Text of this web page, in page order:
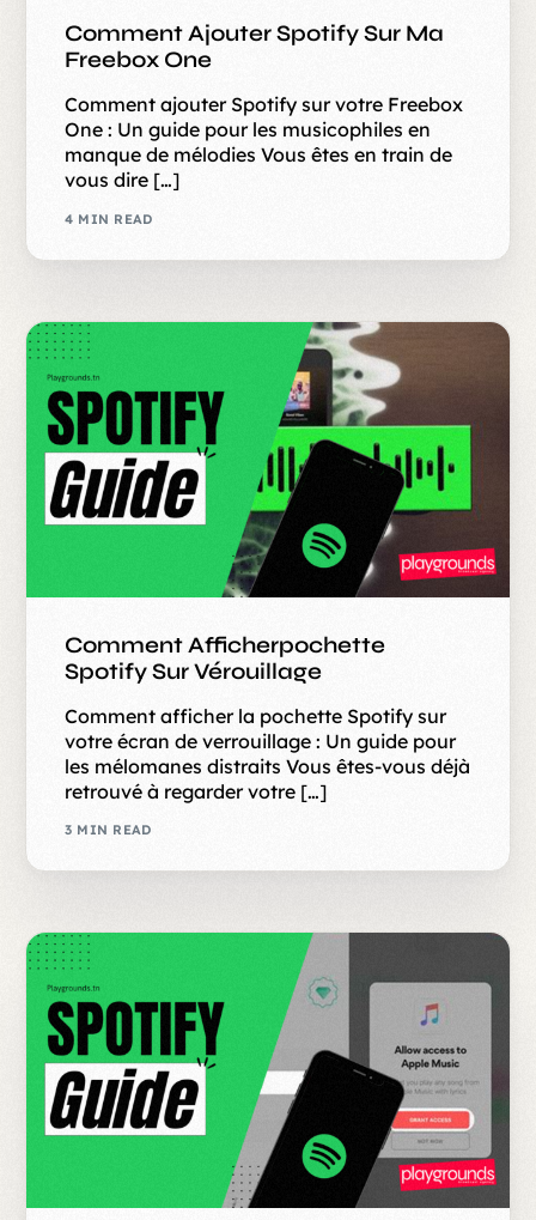
Comment Ajouter Spotify Sur Ma
Freebox One
Comment ajouter Spotify sur votre Freebox
One : Un guide pour les musicophiles en
manque de mélodies Vous êtes en train de
vous dire […]
4 MIN READ
Comment Afficherpochette
Spotify Sur Vérouillage
Comment afficher la pochette Spotify sur
votre écran de verrouillage : Un guide pour
les mélomanes distraits Vous êtes-vous déjà
retrouvé à regarder votre […]
3 MIN READ